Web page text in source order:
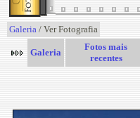
Galeria / Ver Fotografia
Galeria
Fotos mais
recentes